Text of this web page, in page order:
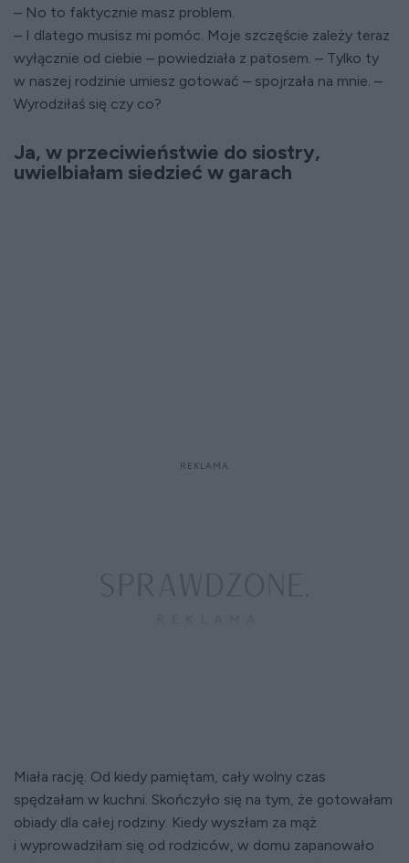
– No to faktycznie masz problem.
– I dlatego musisz mi pomóc. Moje szczęście zależy teraz
wyłącznie od ciebie – powiedziała z patosem. – Tylko ty
w naszej rodzinie umiesz gotować – spojrzała na mnie. –
Wyrodziłaś się czy co?
Ja, w przeciwieństwie do siostry,
uwielbiałam siedzieć w garach
Miała rację. Od kiedy pamiętam, cały wolny czas
spędzałam w kuchni. Skończyło się na tym, że gotowałam
obiady dla całej rodziny. Kiedy wyszłam za mąż
i wyprowadziłam się od rodziców, w domu zapanowało